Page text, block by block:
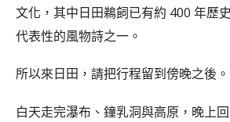
文化，其中日田鵜飼已有約 400 年歷
代表性的風物詩之一。
所以來日田，請把行程留到傍晚之後。
白天走完瀑布、鐘乳洞與高原，晚上